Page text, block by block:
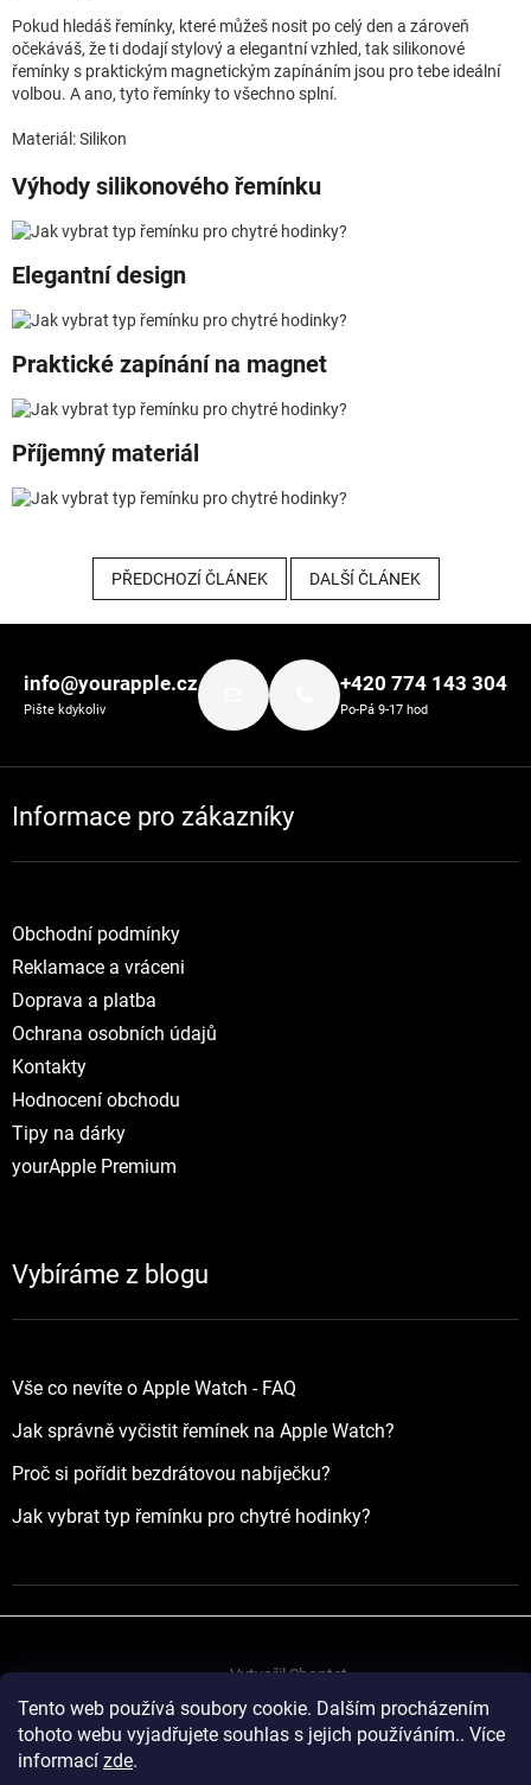
Tento web používá soubory cookie. Dalším procházením
tohoto webu vyjadřujete souhlas s jejich používáním.. Více
informací zde.
Pokud hledáš řemínky, které můžeš nosit po celý den a zároveň
očekáváš, že ti dodají stylový a elegantní vzhled, tak silikonové
řemínky s praktickým magnetickým zapínáním jsou pro tebe ideální
volbou. A ano, tyto řemínky to všechno splní.
Materiál: Silikon
Výhody silikonového řemínku
Elegantní design
Praktické zapínání na magnet
Příjemný materiál
PŘEDCHOZÍ ČLÁNEK DALŠÍ ČLÁNEK
info@yourapple.cz
Pište kdykoliv
+420 774 143 304
Po-Pá 9-17 hod
Informace pro zákazníky
Obchodní podmínky
Reklamace a vráceni
Doprava a platba
Ochrana osobních údajů
Kontakty
Hodnocení obchodu
Tipy na dárky
yourApple Premium
Vybíráme z blogu
Vše co nevíte o Apple Watch - FAQ
Jak správně vyčistit řemínek na Apple Watch?
Proč si pořídit bezdrátovou nabíječku?
Jak vybrat typ řemínku pro chytré hodinky?
Vytvořil Shoptet
Copyright 2026yourApple.cz. Všechna práva vyhrazena.